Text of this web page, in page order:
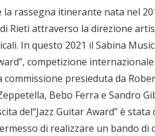
rassegna itinerante nata nel
Rieti attraverso la direzione
In questo 2021 il Sabina
competizione
commissione presieduta da
Bebo Ferra e Sandro
del“Jazz Guitar Award” è stata
di realizzare un bando di